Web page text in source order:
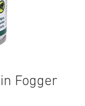
Fogger